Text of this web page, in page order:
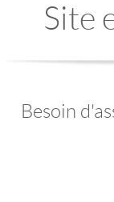
Site
Besoin